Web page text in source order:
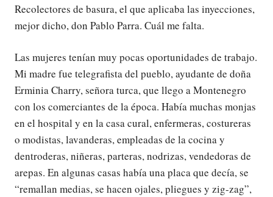
Recolectores de basura, el que aplicaba las inyecciones,
mejor dicho, don Pablo Parra. Cuál me falta.
Las mujeres tenían muy pocas oportunidades de trabajo.
Mi madre fue telegrafista del pueblo, ayudante de doña
Erminia Charry, señora turca, que llego a Montenegro
con los comerciantes de la época. Había muchas monjas
en el hospital y en la casa cural, enfermeras, costureras
o modistas, lavanderas, empleadas de la cocina y
dentroderas, niñeras, parteras, nodrizas, vendedoras de
arepas. En algunas casas había una placa que decía, se
“remallan medias, se hacen ojales, pliegues y zig-zag”,